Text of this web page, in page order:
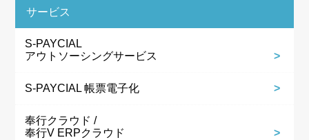
サービス
S-PAYCIAL
アウトソーシングサービス
S-PAYCIAL 帳票電子化
奉行クラウド /
奉行V ERPクラウド